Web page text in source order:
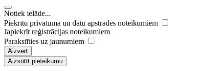
Notiek ielāde...
Piekrītu privātuma un datu apstrādes noteikumiem
Japiekrīt reģistrācijas noteikumiem
Parakstīties uz jaunumiem
Aizvērt
Aizsūtīt pieteikumu